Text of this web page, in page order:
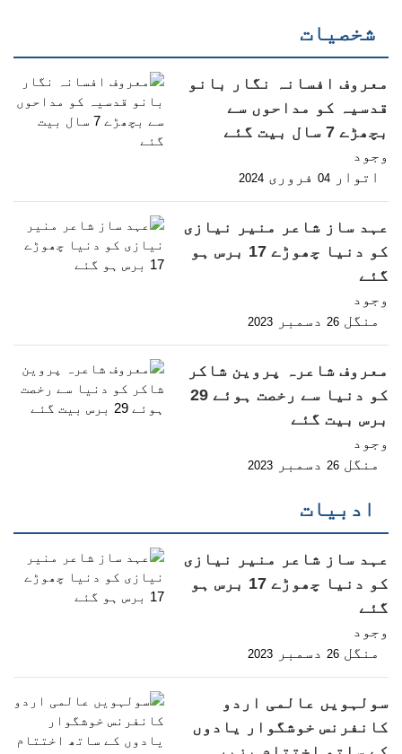
شخصیات
معروف افسانہ نگار بانو
قدسیہ کو مداحوں سے
بچھڑے 7 سال بیت گئے
وجود
اتوار 04 فروری 2024
عہد ساز شاعر منیر نیازی
کو دنیا چھوڑے 17 برس ہو
گئے
وجود
منگل 26 دسمبر 2023
معروف شاعرہ پروین شاکر
کو دنیا سے رخصت ہوئے 29
برس بیت گئے
وجود
منگل 26 دسمبر 2023
ادبیات
عہد ساز شاعر منیر نیازی
کو دنیا چھوڑے 17 برس ہو
گئے
وجود
منگل 26 دسمبر 2023
سولہویں عالمی اردو
کانفرنس خوشگوار یادوں